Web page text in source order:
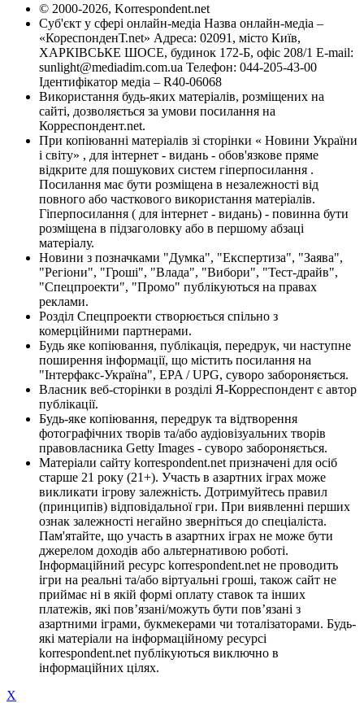
© 2000-2026, Korrespondent.net
Суб'єкт у сфері онлайн-медіа Назва онлайн-медіа –
«КореспонденТ.net» Адреса: 02091, місто Київ,
ХАРКІВСЬКЕ ШОСЕ, будинок 172-Б, офіс 208/1 E-mail:
sunlight@mediadim.com.ua Телефон: 044-205-43-00
Ідентифікатор медіа – R40-06068
Використання будь-яких матеріалів, розміщених на
сайті, дозволяється за умови посилання на
Корреспондент.net.
При копіюванні матеріалів зі сторінки « Новини України
і світу» , для інтернет - видань - обов'язкове пряме
відкрите для пошукових систем гіперпосилання .
Посилання має бути розміщена в незалежності від
повного або часткового використання матеріалів.
Гіперпосилання ( для інтернет - видань) - повинна бути
розміщена в підзаголовку або в першому абзаці
матеріалу.
Новини з позначками "Думка", "Експертиза", "Заява",
"Регіони", "Гроші", "Влада", "Вибори", "Тест-драйв",
"Спецпроекти", "Промо" публікуються на правах
реклами.
Розділ Спецпроекти створюється спільно з
комерційними партнерами.
Будь яке копіювання, публікація, передрук, чи наступне
поширення інформації, що містить посилання на
"Інтерфакс-Україна", EPA / UPG, суворо забороняється.
Власник веб-сторінки в розділі Я-Корреспондент є автор
публікації.
Будь-яке копіювання, передрук та відтворення
фотографічних творів та/або аудіовізуальних творів
правовласника Getty Images - суворо забороняється.
Матеріали сайту korrespondent.net призначені для осіб
старше 21 року (21+). Участь в азартних іграх може
викликати ігрову залежність. Дотримуйтесь правил
(принципів) відповідальної гри. При виявленні перших
ознак залежності негайно зверніться до спеціаліста.
Пам'ятайте, що участь в азартних іграх не може бути
джерелом доходів або альтернативою роботі.
Інформаційний ресурс korrespondent.net не проводить
ігри на реальні та/або віртуальні гроші, також сайт не
приймає ні в якій формі оплату ставок та інших
платежів, які пов’язані/можуть бути пов’язані з
азартними іграми, букмекерами чи тоталізаторами. Будь-
які матеріали на інформаційному ресурсі
korrespondent.net публікуються виключно в
інформаційних цілях.
X